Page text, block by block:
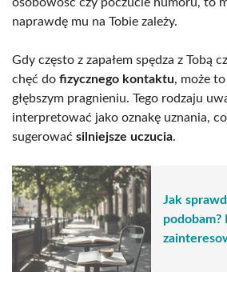
osobowość czy poczucie humoru, to
naprawdę mu na Tobie zależy.
Gdy często z zapałem spędza z Tobą
chęć do fizycznego kontaktu, może
głębszym pragnieniu. Tego rodzaju
interpretować jako oznakę uznania,
sugerować silniejsze uczucia.
Jak
podobam?